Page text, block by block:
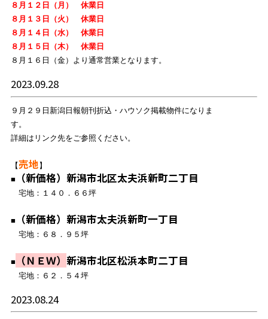
８月１２日（月） 休業日
８月１３日（火） 休業日
８月１４日（水） 休業日
８月１５日（木） 休業日
８月１６日（金）より通常営業となります。
2023.09.28
９月２９日新潟日報朝刊折込・ハウソク掲載物件になりま
す。
詳細はリンク先をご参照ください。
【売地 】
■
（新価格） 新潟市北区太夫浜新町二丁目
宅地：１４０．６６坪
■ （新価格） 新潟市太夫浜新町一丁目
宅地：６８．９５坪
■ （ＮＥＷ） 新潟市北区松浜本町二丁目
宅地：６２．５４坪
2023.08.24